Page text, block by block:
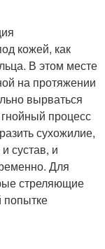
кожей, как
В этом месте
на протяжении
вырваться
процесс
сухожилие,
сустав, и
Для
стреляющие
попытке